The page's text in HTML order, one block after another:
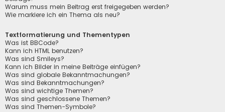
Warum muss mein Beitrag erst freigegeben werden?
Wie markiere ich ein Thema als neu?
Textformatierung und Thementypen
Was ist BBCode?
Kann ich HTML benutzen?
Was sind Smileys?
Kann ich Bilder in meine Beiträge einfügen?
Was sind globale Bekanntmachungen?
Was sind Bekanntmachungen?
Was sind wichtige Themen?
Was sind geschlossene Themen?
Was sind Themen-Symbole?